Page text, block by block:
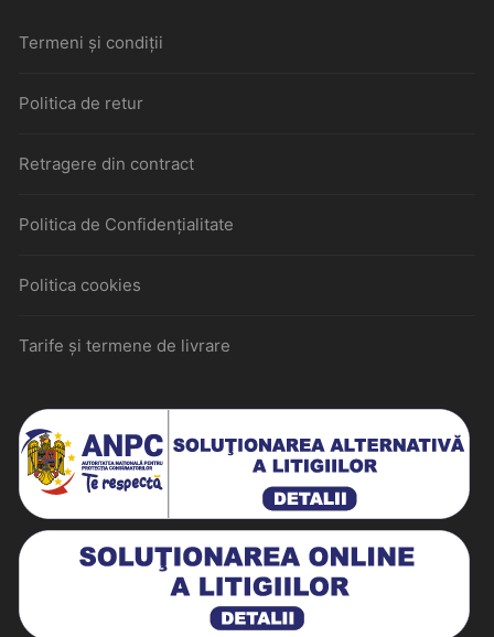
Termeni și condiții
Politica de retur
Retragere din contract
Politica de Confidențialitate
Politica cookies
Tarife și termene de livrare